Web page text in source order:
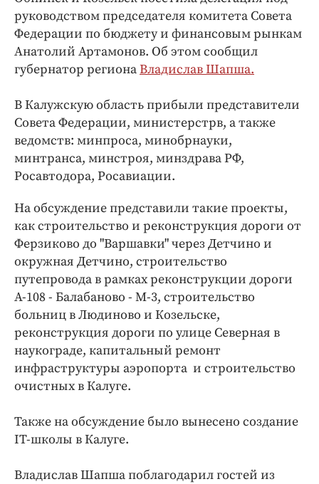
Интересное чтиво
Клиника года
Бренд года
Работодатель года
руководством председателя комитета Совета
Федерации по бюджету и финансовым рынкам
Анатолий Артамонов. Об этом сообщил
губернатор регионаВладислав Шапша.
В Калужскую область прибыли представители
Совета Федерации, министерстрв, а также
ведомств: минпроса, минобрнауки,
минтранса, минстроя, минздрава РФ,
Росавтодора, Росавиации.
На обсуждение представили такие проекты,
как строительство и реконструкция дороги от
Ферзиково до "Варшавки" через Детчино и
окружная Детчино, строительство
путепровода в рамках реконструкции дороги
А-108 - Балабаново - М-3, строительство
больниц в Людиново и Козельске,
реконструкция дороги по улице Северная в
наукограде, капитальный ремонт
инфраструктуры аэропорта и строительство
очистных в Калуге.
Также на обсуждение было вынесено создание
IТ-школы в Калуге.
Владислав Шапша поблагодарил гостей из